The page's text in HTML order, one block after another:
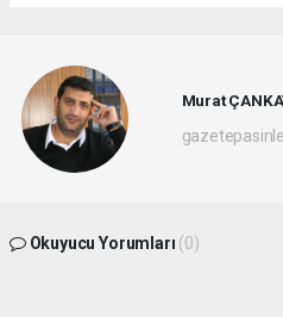
Murat
Okuyucu Yorumları (0)